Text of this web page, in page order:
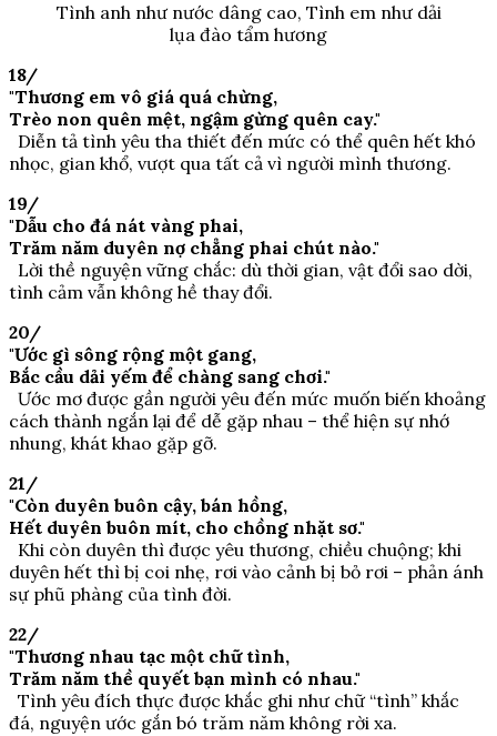
Tình anh như nước dâng cao, Tình em như dải
lụa đào tẩm hương
18/
"Thương em vô giá quá chừng,
Trèo non quên mệt, ngậm gừng quên cay."
Diễn tả tình yêu tha thiết đến mức có thể quên hết khó
nhọc, gian khổ, vượt qua tất cả vì người mình thương.
19/
"Dẫu cho đá nát vàng phai,
Trăm năm duyên nợ chẳng phai chút nào."
Lời thề nguyện vững chắc: dù thời gian, vật đổi sao dời,
tình cảm vẫn không hề thay đổi.
20/
"Ước gì sông rộng một gang,
Bắc cầu dải yếm để chàng sang chơi."
Ước mơ được gần người yêu đến mức muốn biến khoảng
cách thành ngắn lại để dễ gặp nhau – thể hiện sự nhớ
nhung, khát khao gặp gỡ.
21/
"Còn duyên buôn cậy, bán hồng,
Hết duyên buôn mít, cho chồng nhặt sơ."
Khi còn duyên thì được yêu thương, chiều chuộng; khi
duyên hết thì bị coi nhẹ, rơi vào cảnh bị bỏ rơi – phản ánh
sự phũ phàng của tình đời.
22/
"Thương nhau tạc một chữ tình,
Trăm năm thề quyết bạn mình có nhau."
Tình yêu đích thực được khắc ghi như chữ “tình” khắc
đá, nguyện ước gắn bó trăm năm không rời xa.